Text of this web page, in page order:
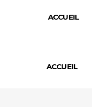
ACCUEIL
ACCUEIL